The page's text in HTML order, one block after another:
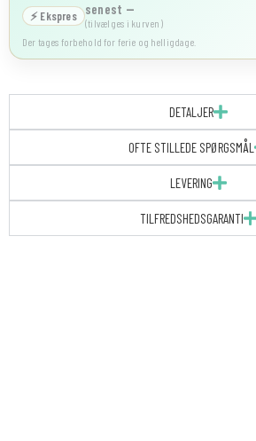
⚡ Ekspres senest —
(tilvælges i kurven)
Der tages forbehold for ferie og helligdage.
DETALJER
OFTE STILLEDE SPØRGSMÅL
LEVERING
TILFREDSHEDSGARANTI